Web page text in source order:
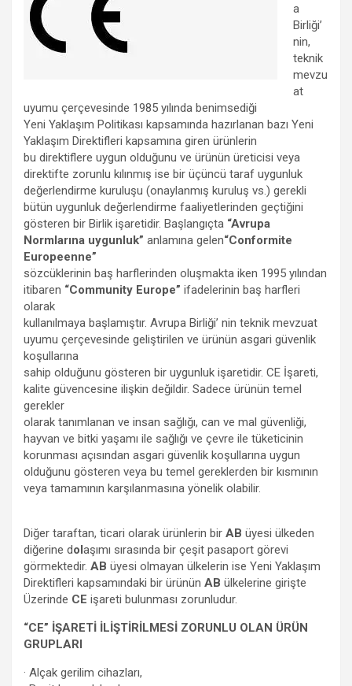
a
Birliği’
nin,
teknik
mevzu
at
uyumu çerçevesinde 1985 yılında benimsediği
Yeni Yaklaşım Politikası kapsamında hazırlanan bazı Yeni
Yaklaşım Direktifleri kapsamına giren ürünlerin
bu direktiflere uygun olduğunu ve ürünün üreticisi veya
direktifte zorunlu kılınmış ise bir üçüncü taraf uygunluk
değerlendirme kuruluşu (onaylanmış kuruluş vs.) gerekli
bütün uygunluk değerlendirme faaliyetlerinden geçtiğini
gösteren bir Birlik işaretidir. Başlangıçta “Avrupa
Normlarına uygunluk” anlamına gelen“Conformite
Europeenne”
sözcüklerinin baş harflerinden oluşmakta iken 1995 yılından
itibaren “Community Europe” ifadelerinin baş harfleri
olarak
kullanılmaya başlamıştır. Avrupa Birliği’ nin teknik mevzuat
uyumu çerçevesinde geliştirilen ve ürünün asgari güvenlik
koşullarına
sahip olduğunu gösteren bir uygunluk işaretidir. CE İşareti,
kalite güvencesine ilişkin değildir. Sadece ürünün temel
gerekler
olarak tanımlanan ve insan sağlığı, can ve mal güvenliği,
hayvan ve bitki yaşamı ile sağlığı ve çevre ile tüketicinin
korunması açısından asgari güvenlik koşullarına uygun
olduğunu gösteren veya bu temel gereklerden bir kısmının
veya tamamının karşılanmasına yönelik olabilir.
Diğer taraftan, ticari olarak ürünlerin bir AB üyesi ülkeden
diğerine dolaşımı sırasında bir çeşit pasaport görevi
görmektedir. AB üyesi olmayan ülkelerin ise Yeni Yaklaşım
Direktifleri kapsamındaki bir ürünün AB ülkelerine girişte
Üzerinde CE işareti bulunması zorunludur.
“CE” İŞARETİ İLİŞTİRİLMESİ ZORUNLU OLAN ÜRÜN
GRUPLARI
· Alçak gerilim cihazları,